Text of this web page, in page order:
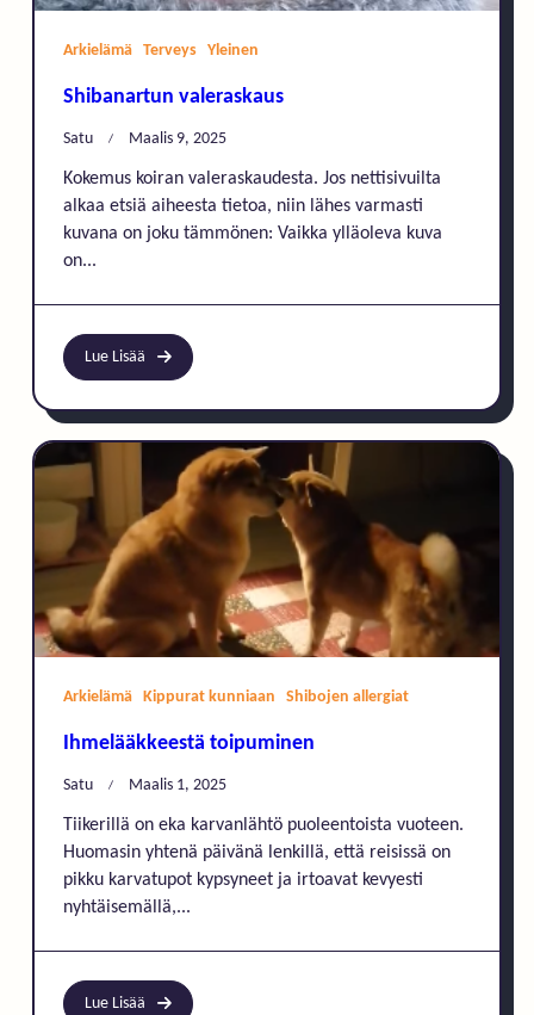
Arkielämä Terveys Yleinen
Shibanartun valeraskaus
Satu Maalis 9, 2025
Kokemus koiran valeraskaudesta. Jos nettisivuilta
alkaa etsiä aiheesta tietoa, niin lähes varmasti
kuvana on joku tämmönen: Vaikka ylläoleva kuva
on...
Lue Lisää
Arkielämä Kippurat kunniaan Shibojen allergiat
Ihmelääkkeestä toipuminen
Satu Maalis 1, 2025
Tiikerillä on eka karvanlähtö puoleentoista vuoteen.
Huomasin yhtenä päivänä lenkillä, että reisissä on
pikku karvatupot kypsyneet ja irtoavat kevyesti
nyhtäisemällä,...
Lue Lisää